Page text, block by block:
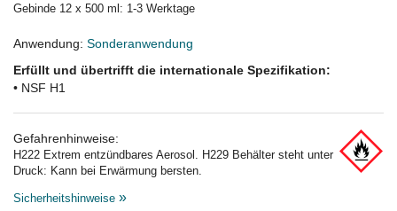
Gebinde 12 x 500 ml: 1-3 Werktage
Anwendung: Sonderanwendung
Erfüllt und übertrifft die internationale Spezifikation:
• NSF H1
Gefahrenhinweise:
H222 Extrem entzündbares Aerosol. H229 Behälter steht unter
Druck: Kann bei Erwärmung bersten.
Sicherheitshinweise »